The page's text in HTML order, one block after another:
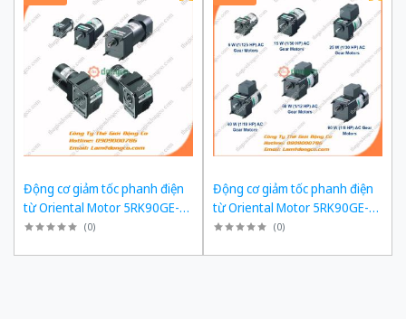
Động cơ giảm tốc phanh điện
từ Oriental Motor 5RK90GE-
SW2ML + 5GE180KF công suất
(0)
Động cơ giảm tốc phanh điện
từ Oriental Motor 5RK90GE-
SW2ML + 5GE150KF công suất
(0)